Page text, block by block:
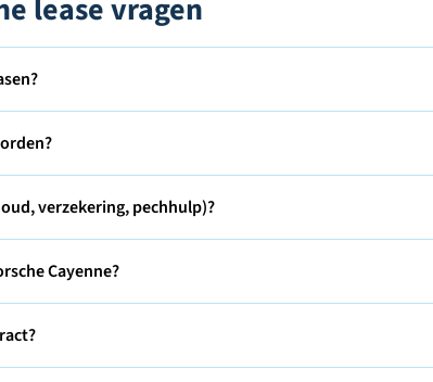
lease vragen
verzekering, pechhulp)?
Cayenne?